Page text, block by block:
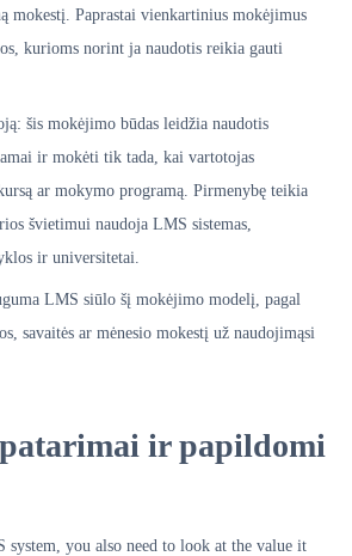
mokestį. Paprastai vienkartinius mokėjimus
kurioms norint ja naudotis reikia gauti
šis mokėjimo būdas leidžia naudotis
ir mokėti tik tada, kai vartotojas
ar mokymo programą. Pirmenybę teikia
švietimui naudoja LMS sistemas,
ir universitetai.
LMS siūlo šį mokėjimo modelį, pagal
savaitės ar mėnesio mokestį už naudojimąsi
ir papildomi
system, you also need to look at the value it